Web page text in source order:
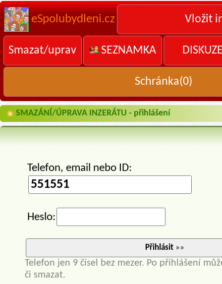
eSpolubydleni.cz Vložit
Smazat/uprav SEZNAMKA
Schránka(0)
SMAZÁNÍ/ÚPRAVA INZERÁTU - přihlášení
Telefon, email nebo ID:
Heslo:
Přihlásit»»
Telefon jen 9 čísel bez mezer. Po přihlášení
či smazat.